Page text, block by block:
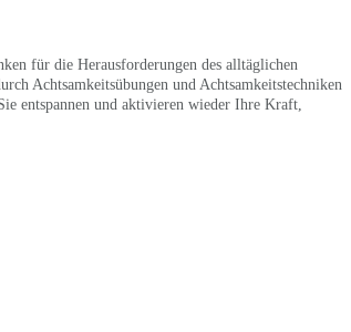
für die Herausforderungen des alltäglichen
Achtsamkeitsübungen und Achtsamkeitstechniken
entspannen und aktivieren wieder Ihre Kraft,